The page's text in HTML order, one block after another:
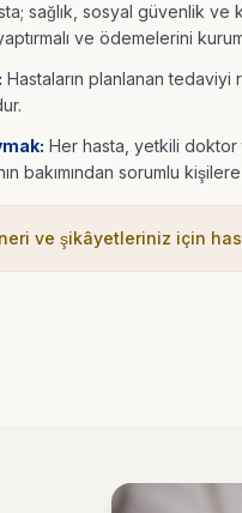
sağlık, sosyal güvenlik ve
ve ödemelerini
Hastaların planlanan
Her hasta, yetkili doktor
bakımından sorumlu
ve şikâyetleriniz için